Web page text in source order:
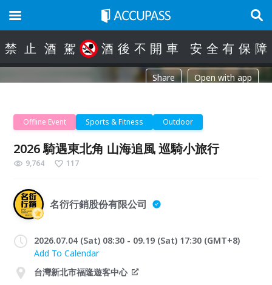
禁 止 酒 駕 酒 後 不 開 車 安 全 有 保 障
Share Open with app
Offline Event Sports & Fitness Outdoor
2026 騎遇東北角 山海追風 巡騎小旅行
9,764 117
名衍行銷股份有限公司
2026.07.04 (Sat) 08:30 - 09.19 (Sat) 17:30 (GMT+8)
Add To Calendar
台灣新北市福隆遊客中心